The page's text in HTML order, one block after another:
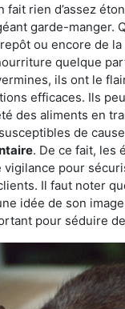
fait rien d’assez
garde-manger.
ou encore de
quelque
ils ont le
efficaces. Ils
des aliments en
de
. De ce fait, les
pour
Il faut noter
idée de son
pour séduire